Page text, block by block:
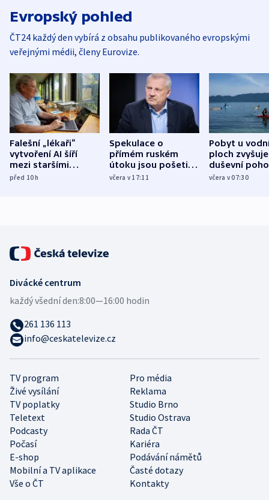
Evropský pohled
ČT24 každý den vybírá z obsahu publikovaného evropskými
veřejnými médii, členy Eurovize.
Falešní „lékaři“
vytvoření AI šíří
mezi staršími
Poláky nebezpečné
před 10h
Spekulace o
přímém ruském
útoku jsou pošetilé,
míní estonský
včera v 17:11
Pobyt u
ploch zvyšuje
duševní
ukázala
včera v 07:30
TV program
Pro média
Živé vysílání
Reklama
TV poplatky
Studio Brno
Teletext
Studio Ostrava
Podcasty
Rada ČT
Počasí
Kariéra
E-shop
Podávání námětů
Mobilní a TV aplikace
Časté dotazy
Vše o ČT
Kontakty
Divácké centrum
každý všední den:8:00—16:00 hodin
261 136 113
info@ceskatelevize.cz